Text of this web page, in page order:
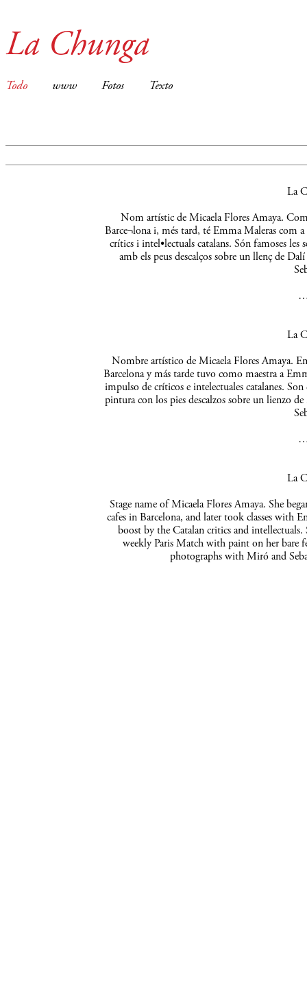
La Chunga
Todo www Fotos Texto
La
Nom artístic de Micaela Flores Amaya.
Barce¬lona i, més tard, té Emma Maleras com
crítics i intel•lectuals catalans. Són famoses
amb els peus descalços sobre un llenç de
La
Nombre artístico de Micaela Flores Amaya.
Barcelona y más tarde tuvo como maestra a
impulso de críticos e intelectuales catalanes.
pintura con los pies descalzos sobre un lienzo
La
Stage name of Micaela Flores Amaya. She
cafes in Barcelona, and later took classes with
boost by the Catalan critics and
weekly Paris Match with paint on her bare
photographs with Miró and